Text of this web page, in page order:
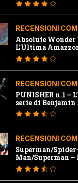
RECENSIONI
Absolute Wonder
L’Ultima
RECENSIONI
PUNISHER n.1 –
serie di Benjamin
RECENSIONI
Superman/
Man/Superman
Marvel e Dc |